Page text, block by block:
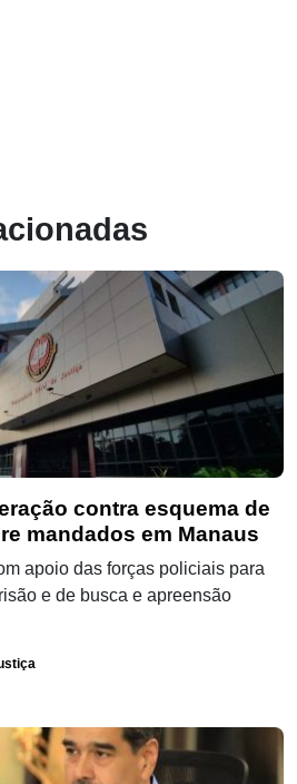
contra esquema de
mandados em Manaus
apoio das forças policiais para
e de busca e apreensão